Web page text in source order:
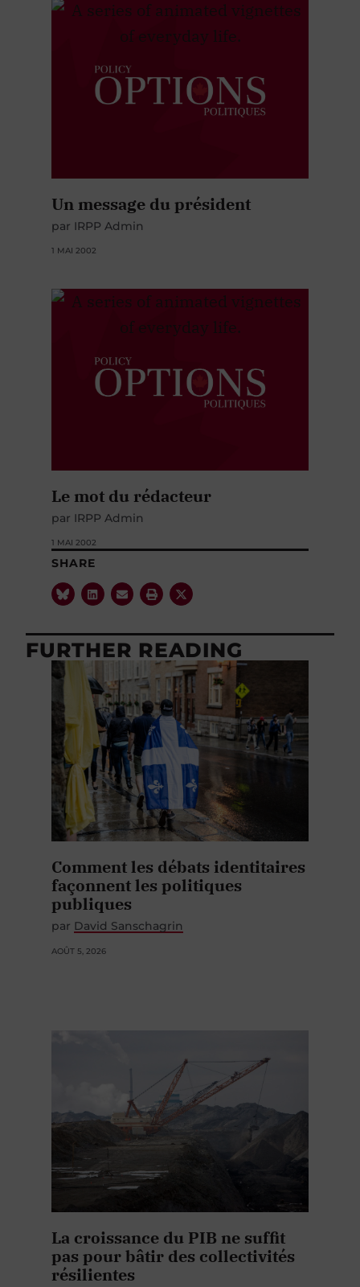
Un message du président
par IRPP Admin
1 MAI 2002
Le mot du rédacteur
par IRPP Admin
1 MAI 2002
SHARE
FURTHER READING
Comment les débats identitaires
façonnent les politiques
publiques
par David Sanschagrin
AOÛT 5, 2026
La croissance du PIB ne suffit
pas pour bâtir des collectivités
résilientes